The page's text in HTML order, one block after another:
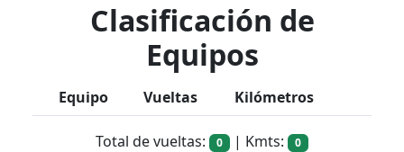
Clasificación de
Equipos
Equipo Vueltas Kilómetros
Total de vueltas: 0 | Kmts: 0